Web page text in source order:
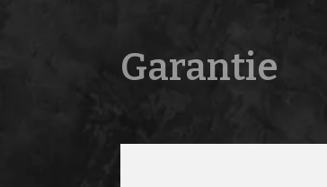
Garantie